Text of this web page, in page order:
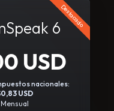
Destacado
6
USD
nacionales:
USD
Mensual